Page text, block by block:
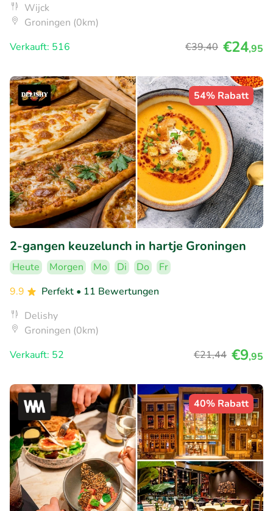
Wijck
Groningen (0km)
Verkauft: 516
€39,40 €24,95
54% Rabatt
2-gangen keuzelunch in hartje Groningen
Heute Morgen Mo Di Do
Fr
9.9
Perfekt • 11 Bewertungen
Delishy
Groningen (0km)
Verkauft: 52
€21,44 €9,95
40% Rabatt